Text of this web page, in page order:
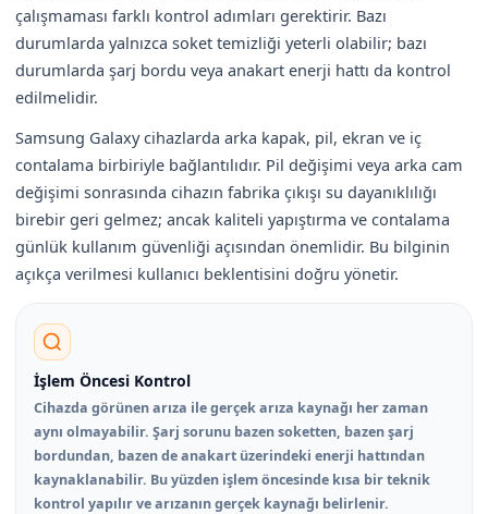
çalışmaması farklı kontrol adımları gerektirir. Bazı
durumlarda yalnızca soket temizliği yeterli olabilir; bazı
durumlarda şarj bordu veya anakart enerji hattı da kontrol
edilmelidir.
Samsung Galaxy cihazlarda arka kapak, pil, ekran ve iç
contalama birbiriyle bağlantılıdır. Pil değişimi veya arka cam
değişimi sonrasında cihazın fabrika çıkışı su dayanıklılığı
birebir geri gelmez; ancak kaliteli yapıştırma ve contalama
günlük kullanım güvenliği açısından önemlidir. Bu bilginin
açıkça verilmesi kullanıcı beklentisini doğru yönetir.
İşlem Öncesi Kontrol
Cihazda görünen arıza ile gerçek arıza kaynağı her zaman
aynı olmayabilir. Şarj sorunu bazen soketten, bazen şarj
bordundan, bazen de anakart üzerindeki enerji hattından
kaynaklanabilir. Bu yüzden işlem öncesinde kısa bir teknik
kontrol yapılır ve arızanın gerçek kaynağı belirlenir.